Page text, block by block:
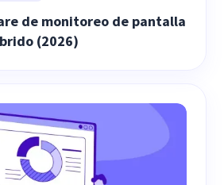
de monitoreo de pantalla
(2026)